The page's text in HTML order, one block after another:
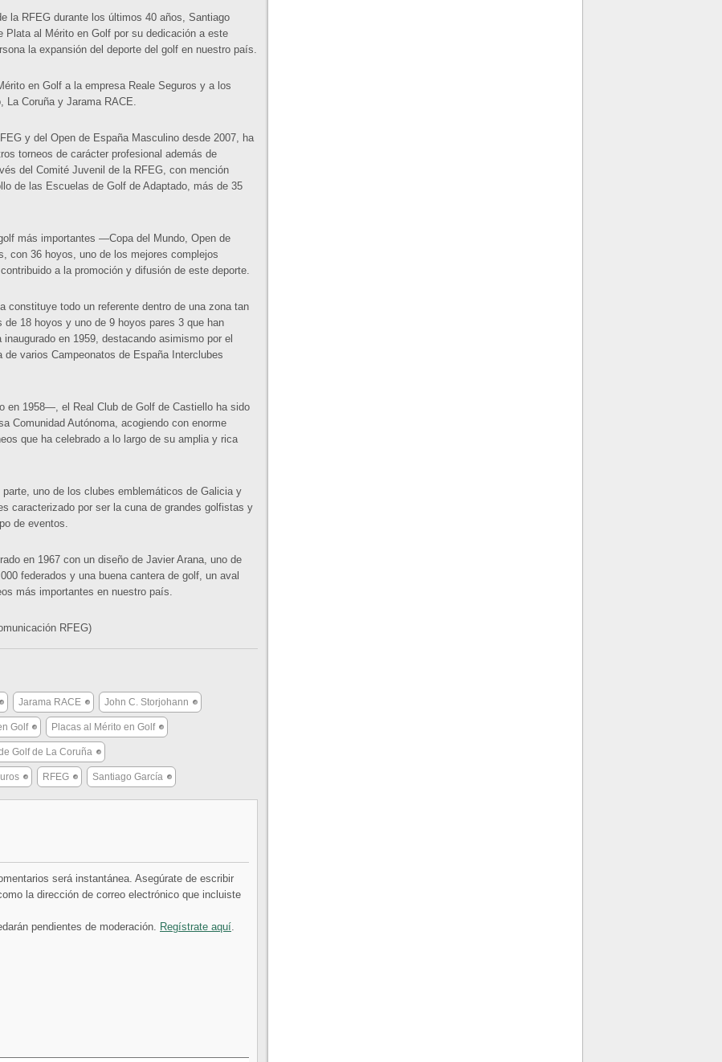
la RFEG durante los últimos 40 años, Santiago
Plata al Mérito en Golf por su dedicación a este
la expansión del deporte del golf en nuestro país.
en Golf a la empresa Reale Seguros y a los
La Coruña y Jarama RACE.
y del Open de España Masculino desde 2007, ha
torneos de carácter profesional además de
del Comité Juvenil de la RFEG, con mención
de las Escuelas de Golf de Adaptado, más de 35
más importantes —Copa del Mundo, Open de
con 36 hoyos, uno de los mejores complejos
a la promoción y difusión de este deporte.
constituye todo un referente dentro de una zona tan
18 hoyos y uno de 9 hoyos pares 3 que han
en 1959, destacando asimismo por el
varios Campeonatos de España Interclubes
en 1958—, el Real Club de Golf de Castiello ha sido
Comunidad Autónoma, acogiendo con enorme
que ha celebrado a lo largo de su amplia y rica
uno de los clubes emblemáticos de Galicia y
caracterizado por ser la cuna de grandes golfistas y
de eventos.
en 1967 con un diseño de Javier Arana, uno de
federados y una buena cantera de golf, un aval
más importantes en nuestro país.
RFEG)
Jarama RACE John C. Storjohann
Golf Placas al Mérito en Golf
Golf de La Coruña
RFEG Santiago García
será instantánea. Asegúrate de escribir
la dirección de correo electrónico que incluiste
pendientes de moderación. Regístrate aquí.